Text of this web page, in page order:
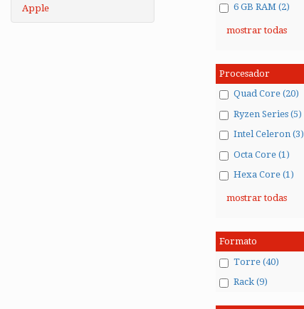
Apple
6 GB RAM (2)
mostrar todas
Procesador
Quad Core (20)
Ryzen Series (5)
Intel Celeron (3)
Octa Core (1)
Hexa Core (1)
mostrar todas
Formato
Torre (40)
Rack (9)